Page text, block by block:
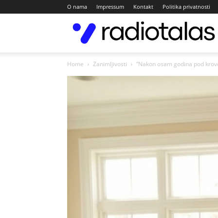
O nama Impressum Kontakt Politika privatnosti
Home Zanimljivosti “Nakon osam godina pod